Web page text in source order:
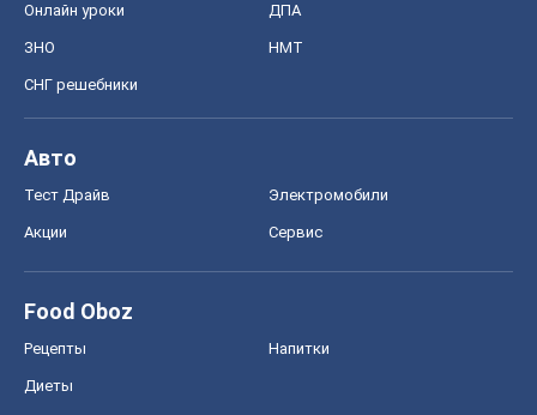
Онлайн уроки ДПА
ЗНО НМТ
СНГ решебники
Авто
Тест Драйв Электромобили
Акции Сервис
Food Oboz
Рецепты Напитки
Диеты